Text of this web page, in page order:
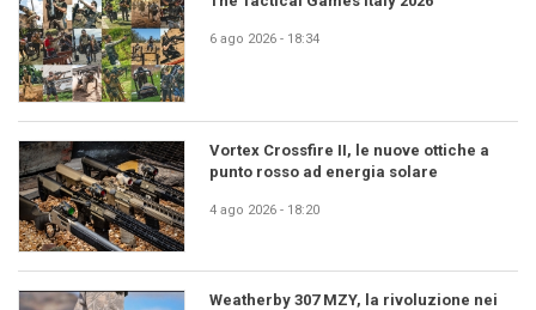
6 ago 2026 - 18:34
Vortex Crossfire II, le nuove ottiche a
punto rosso ad energia solare
4 ago 2026 - 18:20
Weatherby 307 MZY, la rivoluzione nei